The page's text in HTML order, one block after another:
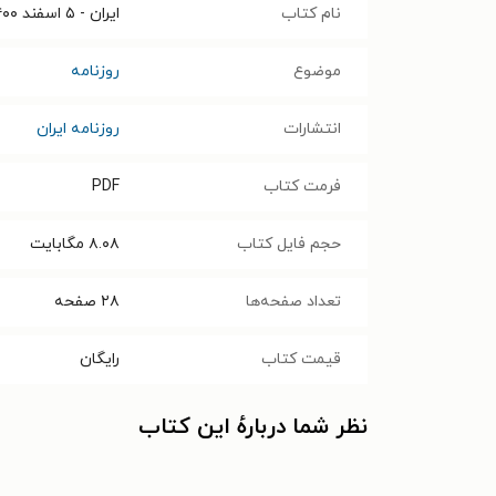
نام کتاب ایران - ۵ اسفند ۱۴۰۰
موضوع روزنامه
انتشارات روزنامه ایران
فرمت کتاب PDF
حجم فایل کتاب ۸.۰۸ مگابایت
تعداد صفحه‌ها ۲۸ صفحه
قیمت کتاب رایگان
نظر شما دربارهٔ این کتاب